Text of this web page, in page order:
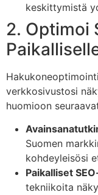
keskittymistä
2. Optimoi
verkkosivustosi
huomioon
Suomen
kohdeyleisösi
Paikalliset
tekniikoita